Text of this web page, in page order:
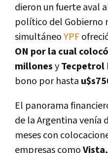
dieron un fuerte aval
político del Gobierno
simultáneoYPF
ON por la cual
millonesyTecpetrol
bono por hasta
El panorama
de la Argentina venía
meses con
empresas como